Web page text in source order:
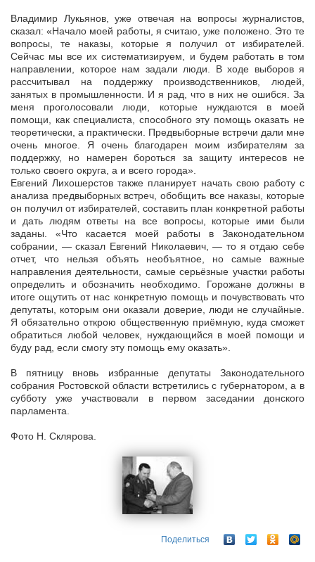
Владимир Лукьянов, уже отвечая на вопросы журналистов,
сказал: «Начало моей работы, я считаю, уже положено. Это те
вопросы, те наказы, которые я получил от избирателей.
Сейчас мы все их систематизируем, и будем работать в том
направлении, которое нам задали люди. В ходе выборов я
рассчитывал на поддержку производственников, людей,
занятых в промышленности. И я рад, что в них не ошибся. За
меня проголосовали люди, которые нуждаются в моей
помощи, как специалиста, способного эту помощь оказать не
теоретически, а практически. Предвыборные встречи дали мне
очень многое. Я очень благодарен моим избирателям за
поддержку, но намерен бороться за защиту интересов не
только своего округа, а и всего города».
Евгений Лихошерстов также планирует начать свою работу с
анализа предвыборных встреч, обобщить все наказы, которые
он получил от избирателей, составить план конкретной работы
и дать людям ответы на все вопросы, которые ими были
заданы. «Что касается моей работы в Законодательном
собрании, — сказал Евгений Николаевич, — то я отдаю себе
отчет, что нельзя объять необъятное, но самые важные
направления деятельности, самые серьёзные участки работы
определить и обозначить необходимо. Горожане должны в
итоге ощутить от нас конкретную помощь и почувствовать что
депутаты, которым они оказали доверие, люди не случайные.
Я обязательно открою общественную приёмную, куда сможет
обратиться любой человек, нуждающийся в моей помощи и
буду рад, если смогу эту помощь ему оказать».
В пятницу вновь избранные депутаты Законодательного
собрания Ростовской области встретились с губернатором, а в
субботу уже участвовали в первом заседании донского
парламента.
Фото Н. Склярова.
Поделиться